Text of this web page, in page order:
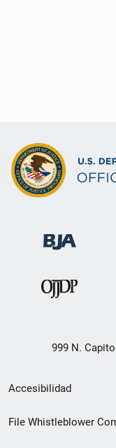
999 N.
Menú
de
Accesibilidad
File Whistleblower